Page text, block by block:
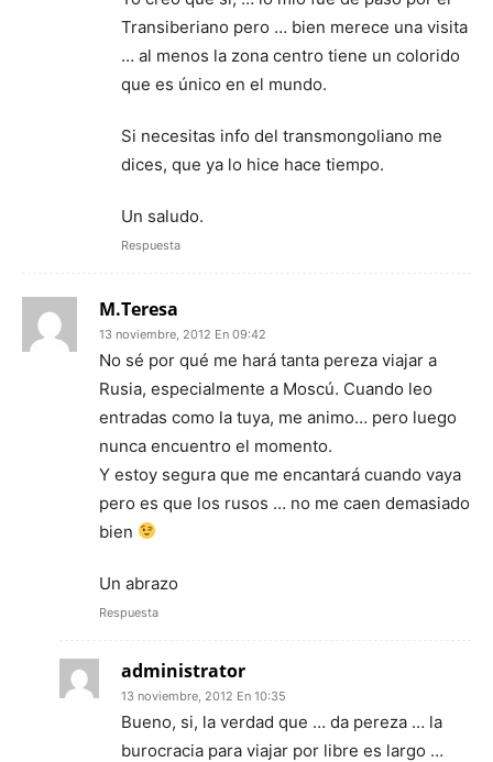
Transiberiano pero … bien merece una visita
… al menos la zona centro tiene un colorido
que es único en el mundo.
Si necesitas info del transmongoliano me
dices, que ya lo hice hace tiempo.
Un saludo.
Respuesta
M.Teresa
13 noviembre, 2012 En 09:42
No sé por qué me hará tanta pereza viajar a
Rusia, especialmente a Moscú. Cuando leo
entradas como la tuya, me animo… pero luego
nunca encuentro el momento.
Y estoy segura que me encantará cuando vaya
pero es que los rusos … no me caen demasiado
bien
Un abrazo
Respuesta
administrator
13 noviembre, 2012 En 10:35
Bueno, si, la verdad que … da pereza … la
burocracia para viajar por libre es largo …